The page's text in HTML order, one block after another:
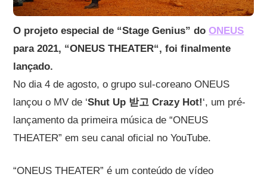
O projeto especial de “Stage Genius” doONEUS
para 2021, “ONEUS THEATER“, foi finalmente
lançado.
No dia 4 de agosto, o grupo sul-coreano ONEUS
lançou o MV de ‘Shut Up 받고 Crazy Hot!‘, um pré-
lançamento da primeira música de “ONEUS
THEATER” em seu canal oficial no YouTube.
“ONEUS THEATER” é um conteúdo de vídeo